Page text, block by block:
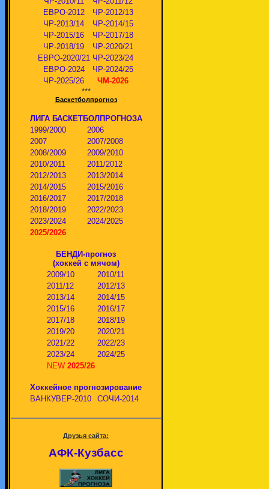
ЕВРО-2012
ЧР-2012/13
ЧР-2013/14
ЧР-2014/15
ЧР-2015/16
ЧР-2017/18
ЧР-2018/19
ЧР-2020/21
ЕВРО-2020/21 ЧР-2023/24
ЕВРО-2024
ЧР-2024/25
ЧР-2025/26
ЧМ-2026
***
Баскетболпрогноз
ЛИГА БАСКЕТБОЛПРОГНОЗА
1999/2000
2006
2007
2007/2008
2008/2009
2009/2010
2010/2011
2011/2012
2012/2013
2013/2014
2014/2015
2015/2016
2016/2017
2017/2018
2018/2019
2022/2023
2023/2024
2024/2025
2025/2026
БЕНДИ-прогноз
(хоккей с мячом)
2009/10
2010/11
2011/12
2012/13
2013/14
2014/15
2015/16
2016/17
2017/18
2018/19
2019/20
2020/21
2021/22
2022/23
2023/24
2024/25
NEW 2025/26
Хоккейное прогнозирование
ВАНКУВЕР-2010
СОЧИ-2014
Друзья сайта:
АФК-Кузбасс